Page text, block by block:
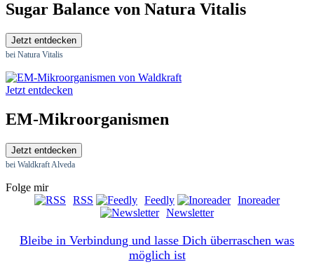
Sugar Balance von Natura Vitalis
Jetzt entdecken
bei Natura Vitalis
Jetzt entdecken
EM-Mikroorganismen
Jetzt entdecken
bei Waldkraft Alveda
Folge mir
RSS
Feedly
Inoreader
Newsletter
Bleibe in Verbindung und lasse Dich überraschen was
möglich ist